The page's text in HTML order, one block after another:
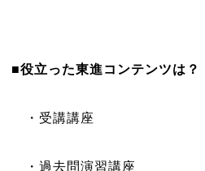
■役立った東進コンテンツは？
・受講講座
・過去問演習講座